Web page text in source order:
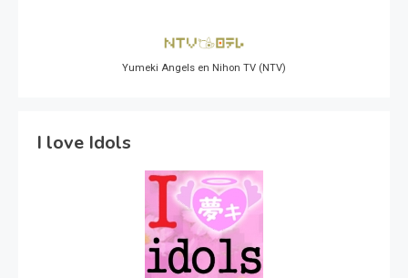
Yumeki Angels en Nihon TV (NTV)
I love Idols